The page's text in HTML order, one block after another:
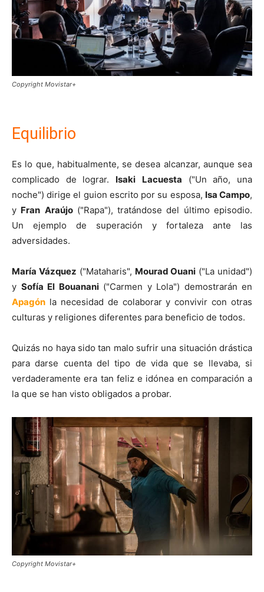
Copyright Movistar+
Equilibrio
Es lo que, habitualmente, se desea alcanzar, aunque sea
complicado de lograr. Isaki Lacuesta ("Un año, una
noche") dirige el guion escrito por su esposa, Isa Campo,
y Fran Araújo("Rapa"), tratándose del último episodio.
Un ejemplo de superación y fortaleza ante las
adversidades.
María Vázquez ("Mataharis", Mourad Ouani ("La unidad")
y Sofía El Bouanani("Carmen y Lola") demostrarán en
Apagón la necesidad de colaborar y convivir con otras
culturas y religiones diferentes para beneficio de todos.
Quizás no haya sido tan malo sufrir una situación drástica
para darse cuenta del tipo de vida que se llevaba, si
verdaderamente era tan feliz e idónea en comparación a
la que se han visto obligados a probar.
Copyright Movistar+